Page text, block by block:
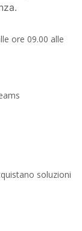
ore 09.00 alle
soluzioni